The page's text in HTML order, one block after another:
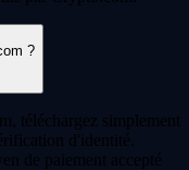
?
téléchargez simplement
d'identité.
de paiement accepté